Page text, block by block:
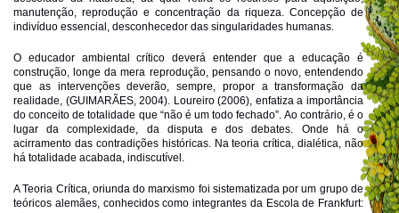
manutenção, reprodução e concentração da riqueza. Concepção de
indivíduo essencial, desconhecedor das singularidades humanas.
O educador ambiental crítico deverá entender que a educação é
construção, longe da mera reprodução, pensando o novo, entendendo
que as intervenções deverão, sempre, propor a transformação da
realidade, (GUIMARÃES, 2004). Loureiro (2006), enfatiza a importância
do conceito de totalidade que “não é um todo fechado”. Ao contrário, é o
lugar da complexidade, da disputa e dos debates. Onde há o
acirramento das contradições históricas. Na teoria crítica, dialética, não
há totalidade acabada, indiscutível.
A Teoria Crítica, oriunda do marxismo foi sistematizada por um grupo de
teóricos alemães, conhecidos como integrantes da Escola de Frankfurt: